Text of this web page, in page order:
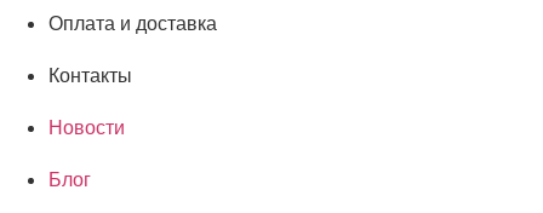
Оплата и доставка
Контакты
Новости
Блог